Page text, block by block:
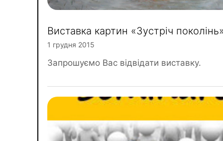
Виставка картин «Зустріч
1 грудня 2015
Запрошуємо Вас відвідати виставку.